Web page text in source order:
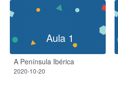
Aula 1
A Península Ibérica
2020-10-20